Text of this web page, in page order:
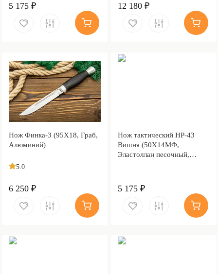
5 175 ₽ 12 180 ₽
Нож Финка-3 (95Х18, Граб,
Алюминий)
5.0
6 250 ₽
Нож тактический НР-43
Вишня (50Х14МФ,
Эластоллан песочный,
5 175 ₽